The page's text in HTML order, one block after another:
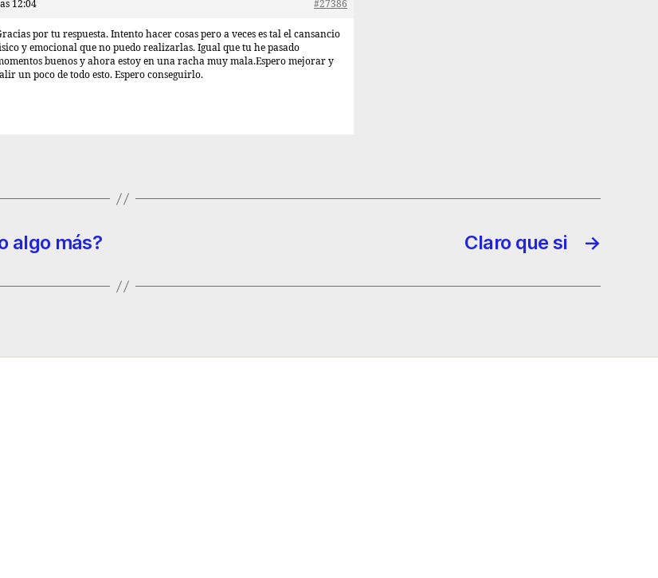
12:04 #27386
por tu respuesta. Intento hacer cosas pero a veces es tal el cansancio
y emocional que no puedo realizarlas. Igual que tu he pasado
buenos y ahora estoy en una racha muy mala.Espero mejorar y
un poco de todo esto. Espero conseguirlo.
algo más? →
Claro que si